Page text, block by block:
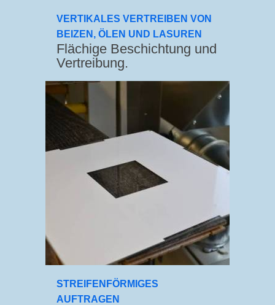
VERTIKALES VERTREIBEN VON
BEIZEN, ÖLEN UND LASUREN
Flächige Beschichtung und
Vertreibung.
STREIFENFÖRMIGES
AUFTRAGEN